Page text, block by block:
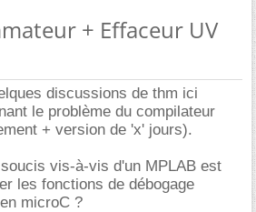
+ Effaceur UV
discussions de thm ici
le problème du compilateur
+ version de 'x' jours).
vis-à-vis d'un MPLAB est
les fonctions de débogage
microC ?